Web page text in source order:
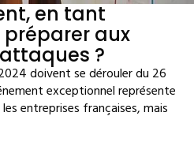
en tant
préparer aux
?
doivent se dérouler du 26
exceptionnel représente
entreprises françaises, mais